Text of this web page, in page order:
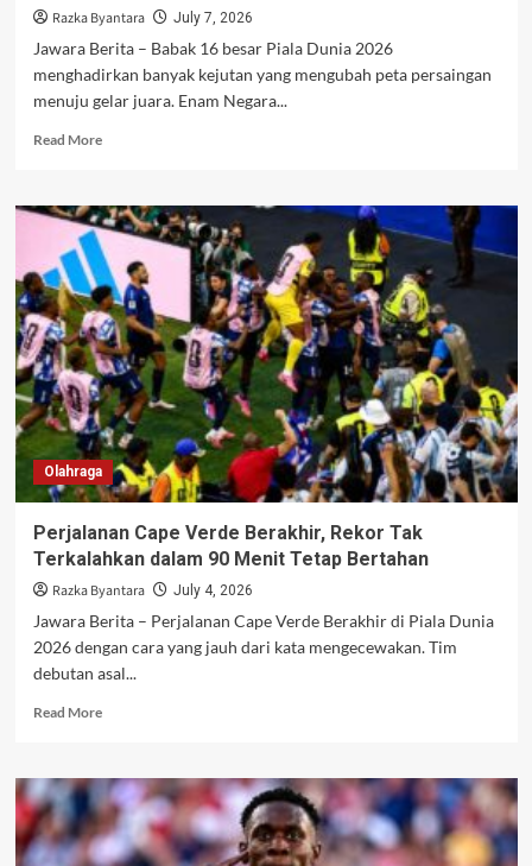
Razka Byantara July 7, 2026
Jawara Berita – Babak 16 besar Piala Dunia 2026
menghadirkan banyak kejutan yang mengubah peta persaingan
menuju gelar juara. Enam Negara...
Read MoreRead
Enam
Negara
Resmi
Tersingkir
dari
Babak
16
Besar
Piala
Dunia
2026
Olahraga
Perjalanan Cape Verde Berakhir, Rekor Tak
Terkalahkan dalam 90 Menit Tetap Bertahan
Razka Byantara July 4, 2026
Jawara Berita – Perjalanan Cape Verde Berakhir di Piala Dunia
2026 dengan cara yang jauh dari kata mengecewakan. Tim
debutan asal...
Read MoreRead
Perjalanan
Cape
Verde
Berakhir,